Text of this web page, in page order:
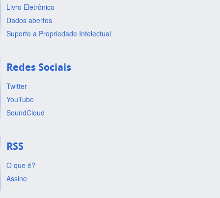
Livro Eletrônico
Dados abertos
Suporte a Propriedade Intelectual
Redes Sociais
Twitter
YouTube
SoundCloud
RSS
O que é?
Assine